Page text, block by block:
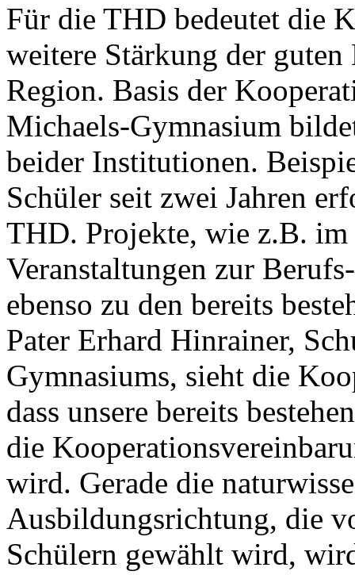
Für die THD bedeutet die
weitere Stärkung der
Region. Basis der
Michaels-Gymnasium
beider Institutionen.
Schüler seit zwei Jahren
THD. Projekte, wie z.B.
Veranstaltungen zur
ebenso zu den bereits
Pater Erhard Hinrainer,
Gymnasiums, sieht die
dass unsere bereits
die
wird. Gerade die
Ausbildungsrichtung, die
Schülern gewählt wird,